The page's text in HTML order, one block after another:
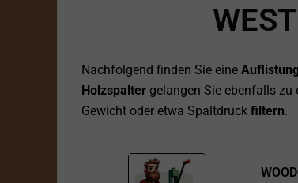
Nachfolgend finden Sie eine
Holzspalter gelangen Sie ebenfalls zu
Gewicht oder etwa Spaltdruck filtern.